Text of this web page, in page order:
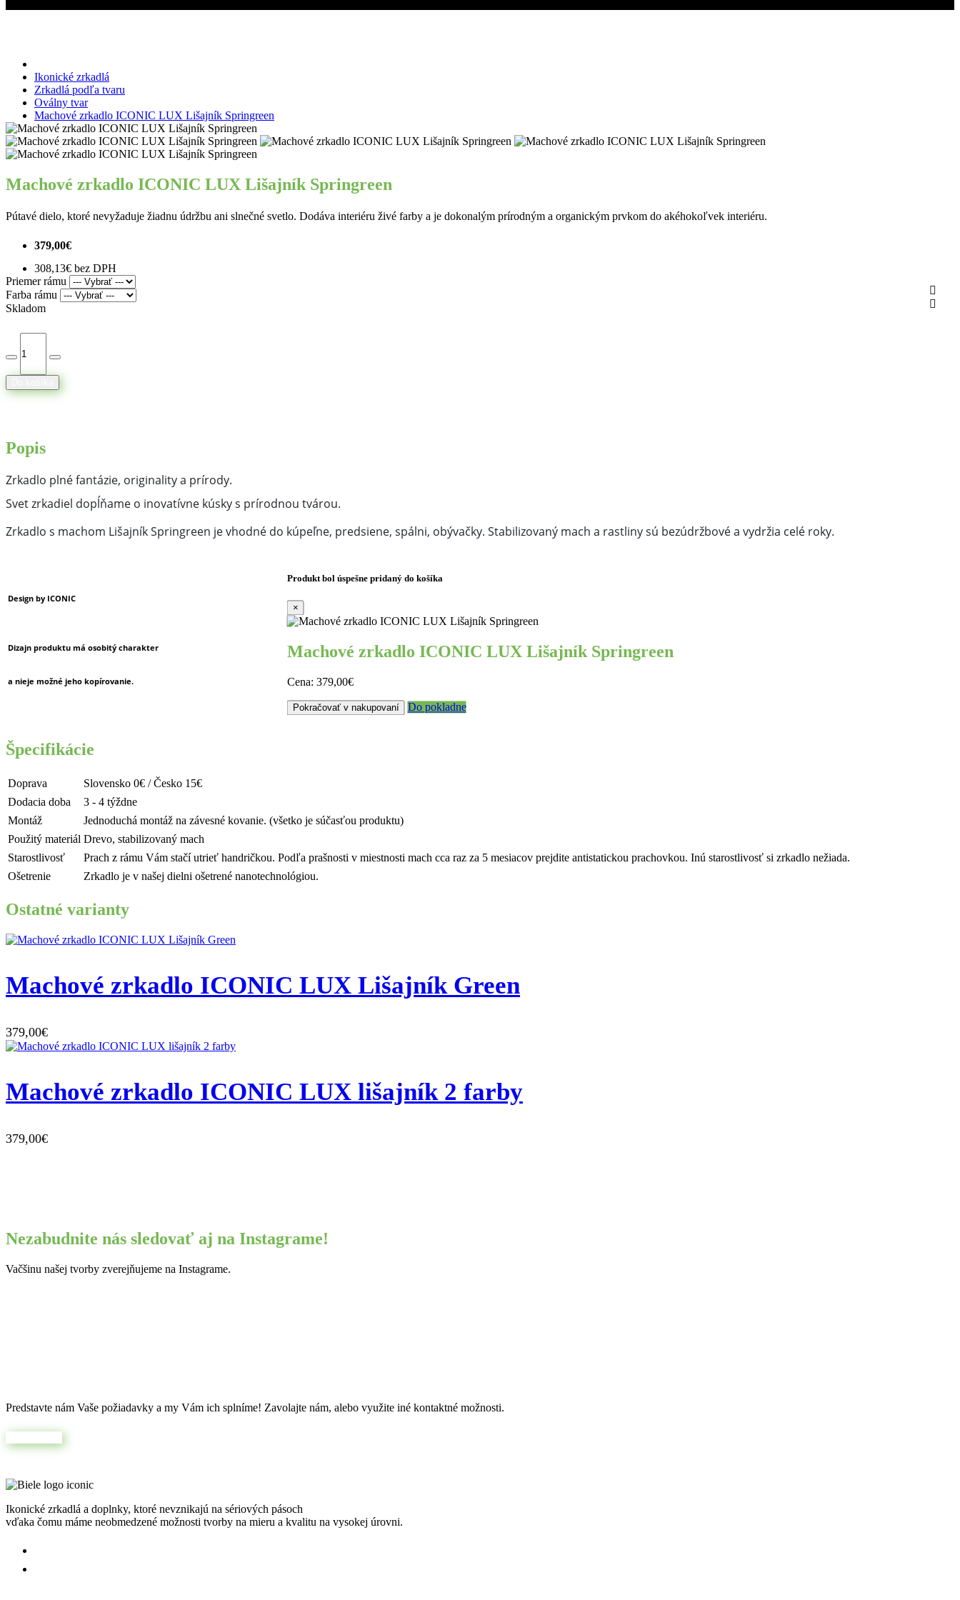
Ikonické zrkadlá
Zrkadlá podľa tvaru
Oválny tvar
Machové zrkadlo ICONIC LUX Lišajník Springreen
Machové zrkadlo ICONIC LUX Lišajník Springreen
Pútavé dielo, ktoré nevyžaduje žiadnu údržbu ani slnečné svetlo. Dodáva interiéru živé farby a je dokonalým prírodným a organickým prvkom do akéhokoľvek interiéru.
379,00€
308,13€ bez DPH
Priemer rámu
Farba rámu
Skladom
Popis
Zrkadlo plné fantázie, originality a prírody.
Svet zrkadiel dopĺňame o inovatívne kúsky s prírodnou tvárou.
Zrkadlo s machom Lišajník Springreen je vhodné do kúpeľne, predsiene, spálni, obývačky. Stabilizovaný mach a rastliny sú bezúdržbové a vydržia celé roky.
Design by ICONIC
Dizajn produktu má osobitý charakter
a nieje možné jeho kopírovanie.
Špecifikácie
Doprava
Slovensko 0€ / Česko 15€
Dodacia doba
3 - 4 týždne
Montáž
Jednoduchá montáž na závesné kovanie. (všetko je súčasťou produktu)
Použitý materiál Drevo, stabilizovaný mach
Starostlivosť
Prach z rámu Vám stačí utrieť handričkou. Podľa prašnosti v miestnosti mach cca raz za 5 mesiacov prejdite antistatickou prachovkou. Inú starostlivosť si zrkadlo nežiada.
Ošetrenie
Zrkadlo je v našej dielni ošetrené nanotechnológiou.
Ostatné varianty
Machové zrkadlo ICONIC LUX Lišajník Green
379,00€
Machové zrkadlo ICONIC LUX lišajník 2 farby
379,00€
Nezabudnite nás sledovať aj na Instagrame!
Vačšinu našej tvorby zverejňujeme na Instagrame.
Produkt bol úspešne pridaný do košíka
×
Machové zrkadlo ICONIC LUX Lišajník Springreen
Cena: 379,00€
Pokračovať v nakupovaní Do pokladne
Predstavte nám Vaše požiadavky a my Vám ich splníme! Zavolajte nám, alebo využite iné kontaktné možnosti.
Ikonické zrkadlá a doplnky, ktoré nevznikajú na sériových pásoch
vďaka čomu máme neobmedzené možnosti tvorby na mieru a kvalitu na vysokej úrovni.